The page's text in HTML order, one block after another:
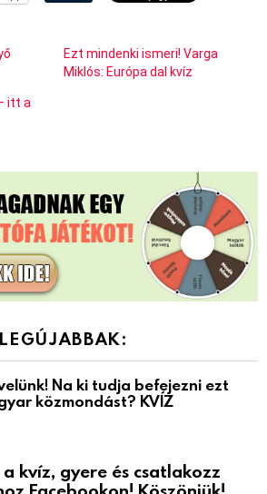
Ezt mindenki ismeri! Varga
Miklós: Európa dal kvíz
itt a
LEGÚJABBAK:
Na ki tudja befejezni ezt
közmondást? KVÍZ
kvíz, gyere és csatlakozz